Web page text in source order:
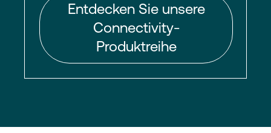
Entdecken Sie unsere
Connectivity-
Produktreihe